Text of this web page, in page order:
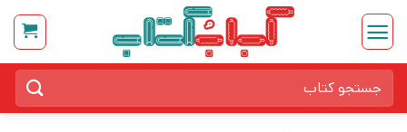
Skip
content
برای: